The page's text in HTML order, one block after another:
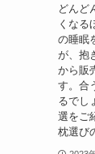
どんど
くなる
の睡眠
が、抱
から販
す。合
るでし
選をご
枕選び